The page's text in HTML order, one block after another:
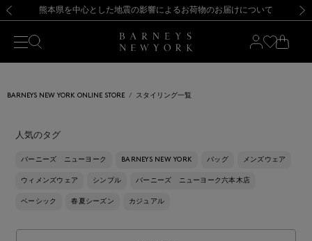
新規登録のお客様も対象！＜MY BARNEYS＞会員のお客様は11,000円（税込）以上のお買上げで常時送料無料！お買い物の際は会員登録を！
【夏季休業に伴う返品・交換承り一時停止のお知らせ】（2026.8.5）
熊本県を中心とした地震の影響によるお荷物のお届けについて
【開催中】SUMMER SALEのご案内・ご注意事項 新規登録のお客様も対象！＜MY BARNEYS＞会員のお客様は11,000円（税込）以上のお買上げで常時送料無料！お買い物の際は会員登録を！
【夏季休業に伴う返品・交換承り一時停止のお知らせ】（2026.8.5）
BARNEYS NEW YORK ONLINE STORE スタイリング一覧
人気のタグ
バーニーズ ニューヨーク BARNEYS NEW YORK バッグ メンズウェア
ウィメンズウェア シンプル バーニーズ ニューヨーク六本木店
ベーシック 春夏シーズン カジュアル